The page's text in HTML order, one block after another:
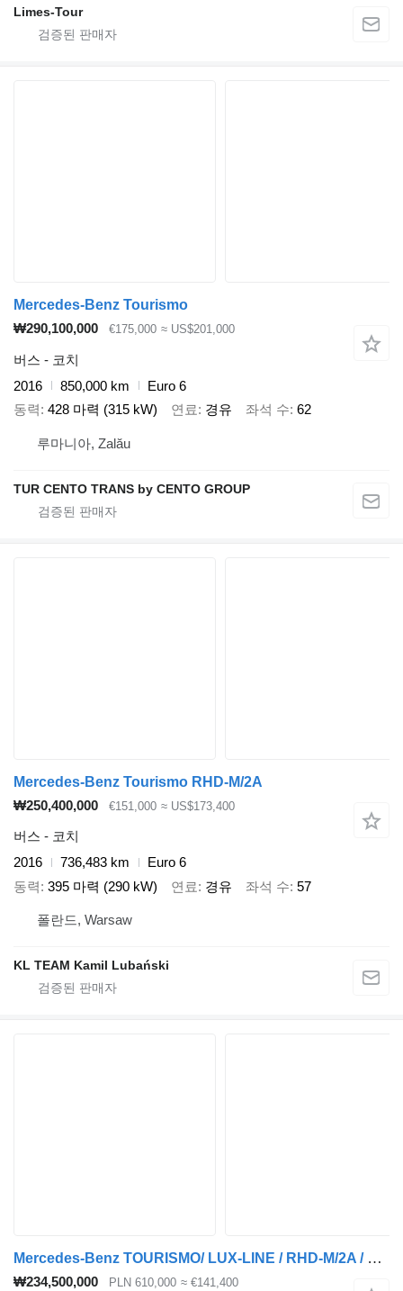
Limes-Tour
Mercedes-Benz Tourismo
₩290,100,000
€175,000 ≈ US$201,000
버스 - 코치
2016
850,000 km
Euro 6
동력 428 마력 (315 kW) 연료 경유 좌석 수 62
루마니아, Zalău
TUR CENTO TRANS by CENTO GROUP
Mercedes-Benz Tourismo RHD-M/2A
₩250,400,000
€151,000 ≈ US$173,400
버스 - 코치
2016
736,483 km
Euro 6
동력 395 마력 (290 kW) 연료 경유 좌석 수 57
폴란드, Warsaw
KL TEAM Kamil Lubański
Mercedes-Benz TOURISMO/ LUX-LINE / RHD-M/2A / 55 MIEJSC
₩234,500,000 PLN 610,000 ≈ €141,400